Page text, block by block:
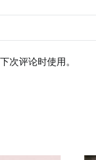
次评论时使用。